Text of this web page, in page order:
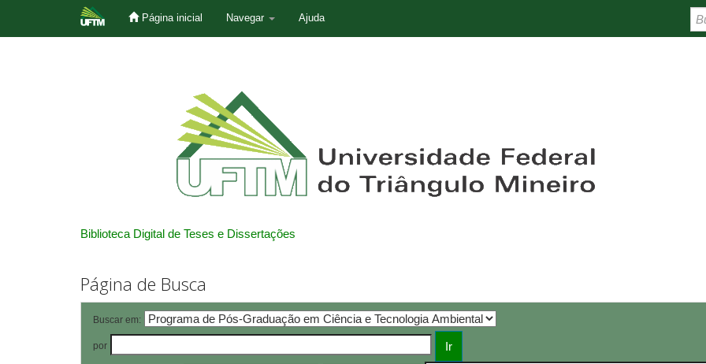
Página inicial Navegar Ajuda
Biblioteca Digital de Teses e Dissertações
Página de Busca
Buscar em:
por